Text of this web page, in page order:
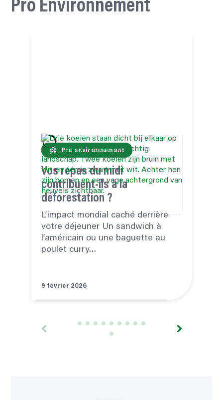
Pro Environnement
Pro environnement
Vos repas du midi
contribuent-ils à la
déforestation ?
L’impact mondial caché derrière
votre déjeuner Un sandwich à
l’américain ou une baguette au
poulet curry…
9 février 2026